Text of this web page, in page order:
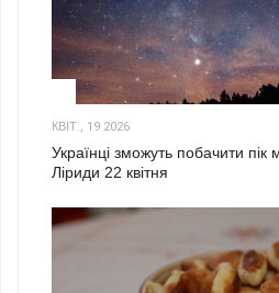
КВІТ., 19 2026
Українці зможуть побачити пік
Ліриди 22 квітня